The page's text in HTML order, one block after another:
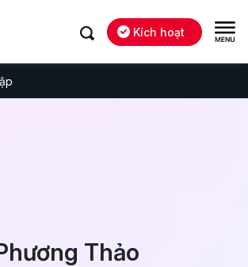
Kích hoạt
Thảo